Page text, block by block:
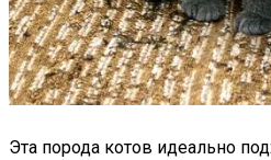
Эта порода котов идеально